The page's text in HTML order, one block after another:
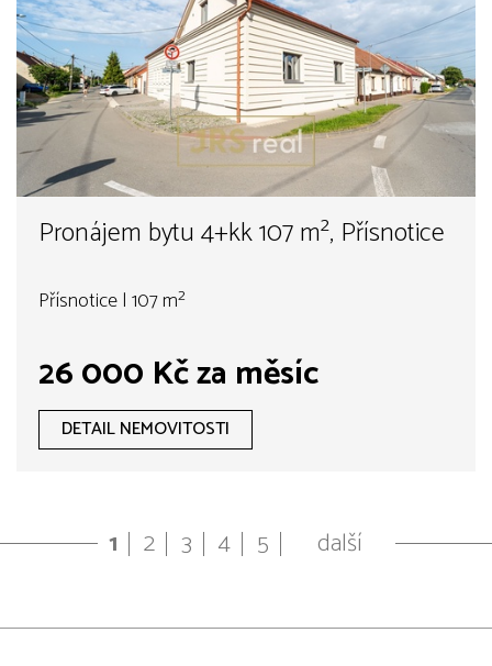
Pronájem bytu 4+kk 107 m², Přísnotice
Přísnotice | 107 m²
26 000 Kč za měsíc
DETAIL NEMOVITOSTI
1 2 3 4 5 další